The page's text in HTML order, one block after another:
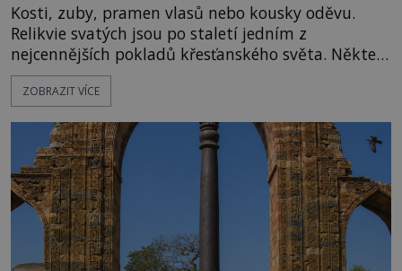
Kosti, zuby, pramen vlasů nebo kousky oděvu.
Relikvie svatých jsou po staletí jedním z
nejcennějších pokladů křesťanského světa. Některé
mají pečlivě doloženou historii, jiné provází
záhady, krádeže i nečekané objevy. Jejich osudy
o skutečné historické události. Ve středověké
Evropě mají relikvie mimořádnou hodnotu. Nejsou
jen předmětem úcty
ZOBRAZIT VÍCE